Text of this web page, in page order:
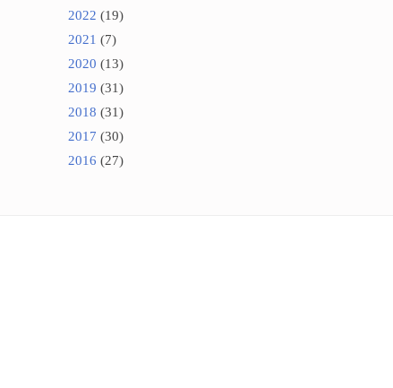
2022 (19)
2021 (7)
2020 (13)
2019 (31)
2018 (31)
2017 (30)
2016 (27)